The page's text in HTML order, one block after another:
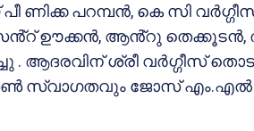
പറമ്പൻ, കെ സി
ഊക്കൻ, ആൻ്റു തെക്കൂടൻ,
. ആദരവിന് ശ്രീ വർഗ്ഗീസ്
സ്വാഗതവും ജോസ് എം.എൽ